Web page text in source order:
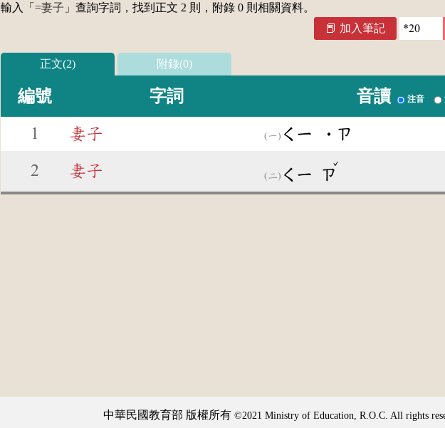
輸入「 =妻子 」查詢字詞，找到正文 2 則，附錄 0 則相關資料。
加入筆記
正文(2) 附錄(0)
編號 字詞 音讀 注音
1 妻子 ㄑㄧ ˙ㄗ
2 妻子 ㄑㄧ ㄗ
ˇ
中華民國教育部 版權所有 ©2021 Ministry of Education, R.O.C. All rights